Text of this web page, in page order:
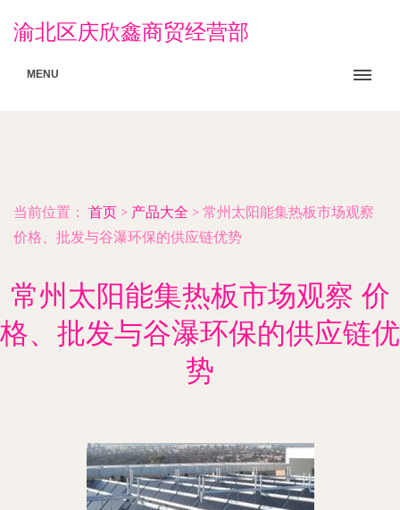
渝北区庆欣鑫商贸经营部
MENU
当前位置： 首页 > 产品大全 > 常州太阳能集热板市场观察
价格、批发与谷瀑环保的供应链优势
常州太阳能集热板市场观察 价
格、批发与谷瀑环保的供应链优
势